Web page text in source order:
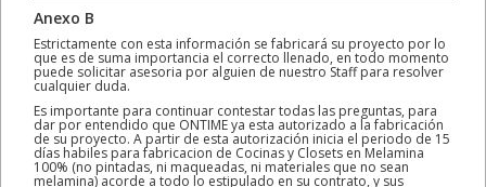
Anexo B
Estrictamente con esta información se fabricará su proyecto por lo
que es de suma importancia el correcto llenado, en todo momento
puede solicitar asesoria por alguien de nuestro Staff para resolver
cualquier duda.
Es importante para continuar contestar todas las preguntas, para
dar por entendido que ONTIME ya esta autorizado a la fabricación
de su proyecto. A partir de esta autorización inicia el periodo de 15
días habiles para fabricacion de Cocinas y Closets en Melamina
100% (no pintadas, ni maqueadas, ni materiales que no sean
melamina) acorde a todo lo estipulado en su contrato, y sus